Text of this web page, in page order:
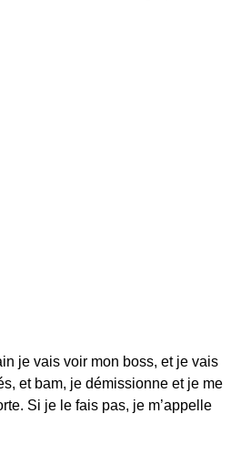
je vais voir mon boss, et je vais
et bam, je démissionne et je me
Si je le fais pas, je m’appelle